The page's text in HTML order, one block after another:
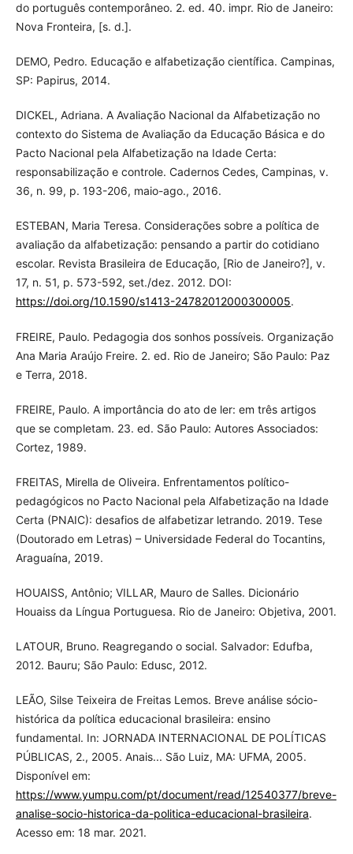
do português contemporâneo. 2. ed. 40. impr. Rio de Janeiro:
Nova Fronteira, [s. d.].
DEMO, Pedro. Educação e alfabetização científica. Campinas,
SP: Papirus, 2014.
DICKEL, Adriana. A Avaliação Nacional da Alfabetização no
contexto do Sistema de Avaliação da Educação Básica e do
Pacto Nacional pela Alfabetização na Idade Certa:
responsabilização e controle. Cadernos Cedes, Campinas, v.
36, n. 99, p. 193-206, maio-ago., 2016.
ESTEBAN, Maria Teresa. Considerações sobre a política de
avaliação da alfabetização: pensando a partir do cotidiano
escolar. Revista Brasileira de Educação, [Rio de Janeiro?], v.
17, n. 51, p. 573-592, set./dez. 2012. DOI:
https://doi.org/10.1590/s1413-24782012000300005.
FREIRE, Paulo. Pedagogia dos sonhos possíveis. Organização
Ana Maria Araújo Freire. 2. ed. Rio de Janeiro; São Paulo: Paz
e Terra, 2018.
FREIRE, Paulo. A importância do ato de ler: em três artigos
que se completam. 23. ed. São Paulo: Autores Associados:
Cortez, 1989.
FREITAS, Mirella de Oliveira. Enfrentamentos político-
pedagógicos no Pacto Nacional pela Alfabetização na Idade
Certa (PNAIC): desafios de alfabetizar letrando. 2019. Tese
(Doutorado em Letras) – Universidade Federal do Tocantins,
Araguaína, 2019.
HOUAISS, Antônio; VILLAR, Mauro de Salles. Dicionário
Houaiss da Língua Portuguesa. Rio de Janeiro: Objetiva, 2001.
LATOUR, Bruno. Reagregando o social. Salvador: Edufba,
2012. Bauru; São Paulo: Edusc, 2012.
LEÃO, Silse Teixeira de Freitas Lemos. Breve análise sócio-
histórica da política educacional brasileira: ensino
fundamental. In: JORNADA INTERNACIONAL DE POLÍTICAS
PÚBLICAS, 2., 2005. Anais... São Luiz, MA: UFMA, 2005.
Disponível em:
https://www.yumpu.com/pt/document/read/12540377/breve-
analise-socio-historica-da-politica-educacional-brasileira.
Acesso em: 18 mar. 2021.